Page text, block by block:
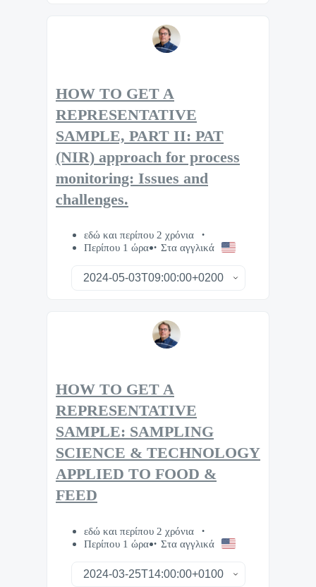
HOW TO GET A
REPRESENTATIVE
SAMPLE, PART II: PAT
(NIR) approach for process
monitoring: Issues and
challenges.
εδώ και περίπου 2 χρόνια
Περίπου 1 ώρα
Στα αγγλικά
HOW TO GET A
REPRESENTATIVE
SAMPLE: SAMPLING
SCIENCE & TECHNOLOGY
APPLIED TO FOOD &
FEED
εδώ και περίπου 2 χρόνια
Περίπου 1 ώρα
Στα αγγλικά